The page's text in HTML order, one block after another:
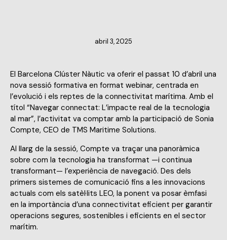
abril 3, 2025
El Barcelona Clúster Nàutic va oferir el passat 10 d’abril una
nova sessió formativa en format webinar, centrada en
l’evolució i els reptes de la connectivitat marítima. Amb el
títol “Navegar connectat: L’impacte real de la tecnologia
al mar”, l’activitat va comptar amb la participació de Sonia
Compte, CEO de TMS Maritime Solutions.
Al llarg de la sessió, Compte va traçar una panoràmica
sobre com la tecnologia ha transformat —i continua
transformant— l’experiència de navegació. Des dels
primers sistemes de comunicació fins a les innovacions
actuals com els satèl·lits LEO, la ponent va posar èmfasi
en la importància d’una connectivitat eficient per garantir
operacions segures, sostenibles i eficients en el sector
marítim.